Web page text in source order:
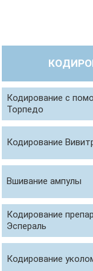
Кодирование с
Торпедо
Кодирование
Вшивание ампулы
Кодирование
Эспераль
Кодирование